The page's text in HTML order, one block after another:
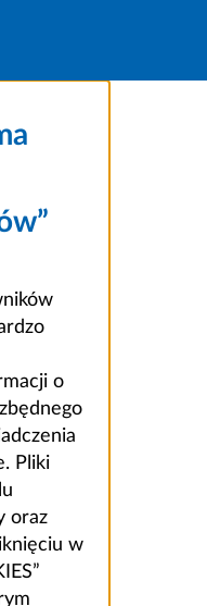
o
Pliki
oraz
w